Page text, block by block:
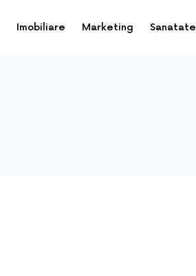
Imobiliare Marketing Sanatate